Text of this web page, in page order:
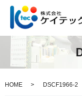
HOME DSCF1966-2